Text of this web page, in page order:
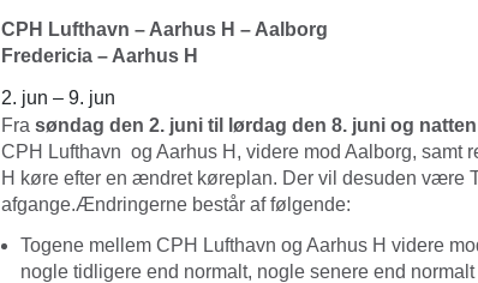
CPH Lufthavn – Aarhus H – Aalborg
Fredericia – Aarhus H
2. jun – 9. jun
Fra søndag den 2. juni til lørdag den 8. juni og
CPH Lufthavn og Aarhus H, videre mod Aalborg, samt
H køre efter en ændret køreplan. Der vil desuden være
afgange.Ændringerne består af følgende:
Togene mellem CPH Lufthavn og Aarhus H videre
nogle tidligere end normalt, nogle senere end normalt